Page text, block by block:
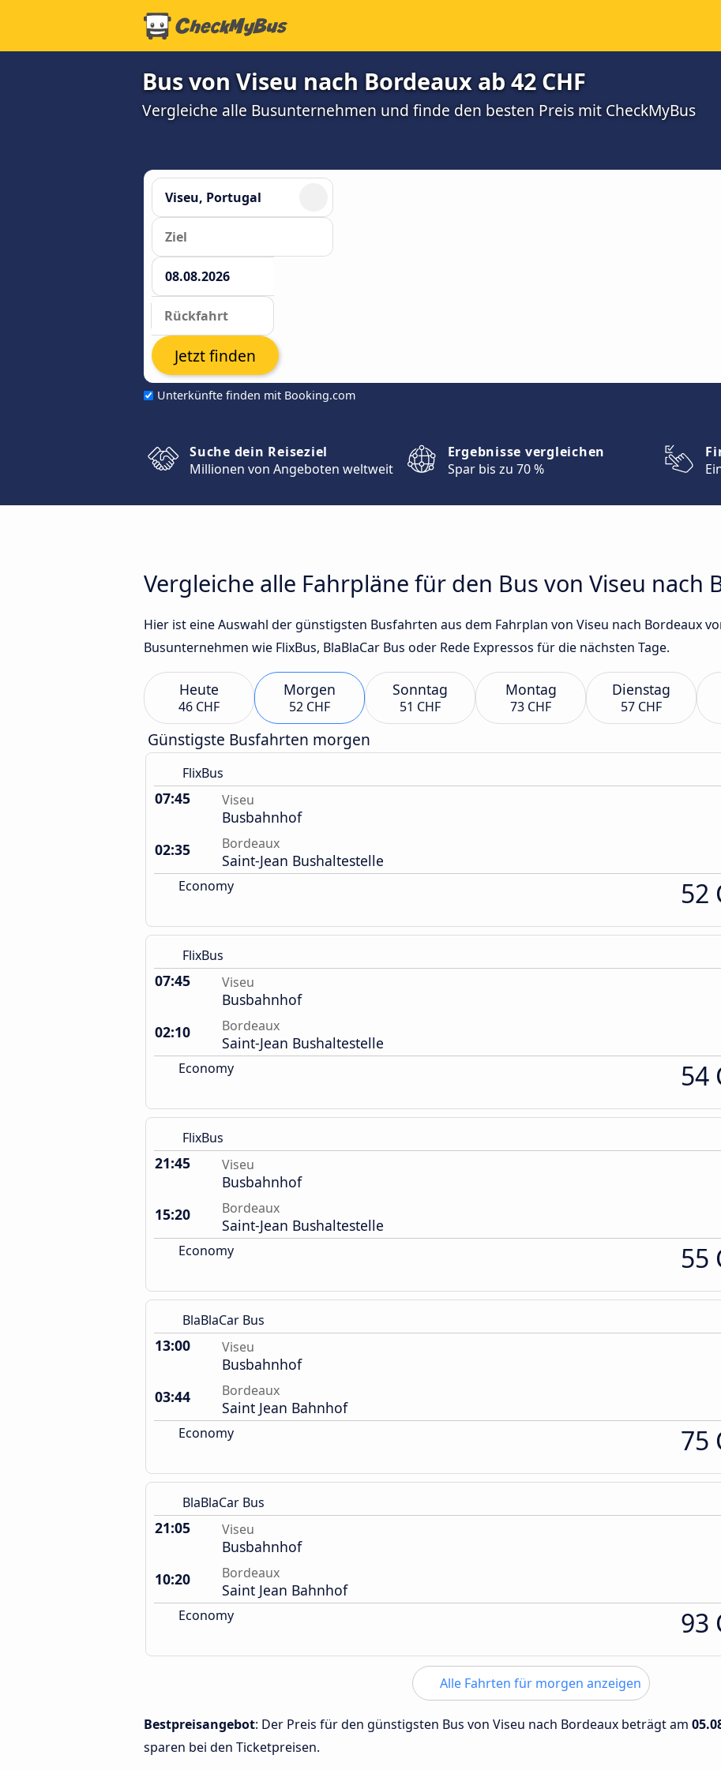
Bus von Viseu nach Bordeaux ab 42 CHF
Vergleiche alle Busunternehmen und finde den besten Preis mit CheckMyBus
Unterkünfte finden mit Booking.com
Jetzt finden
Suche dein Reiseziel
Millionen von Angeboten weltweit
Ergebnisse vergleichen
Spar bis zu 70 %
Vergleiche alle Fahrpläne für den Bus von Viseu nach
Hier ist eine Auswahl der günstigsten Busfahrten aus dem Fahrplan von Viseu nach Bordeaux
Busunternehmen wie FlixBus, BlaBlaCar Bus oder Rede Expressos für die nächsten Tage.
Heute
46 CHF
Morgen
52 CHF
Sonntag
51 CHF
Montag
73 CHF
Dienstag
57 CHF
Günstigste Busfahrten morgen
FlixBus
07:45 Viseu
Busbahnhof
02:35
Bordeaux
Saint-Jean Bushaltestelle
Economy 52
FlixBus
07:45 Viseu
Busbahnhof
02:10
Bordeaux
Saint-Jean Bushaltestelle
Economy 54
FlixBus
21:45 Viseu
Busbahnhof
15:20
Bordeaux
Saint-Jean Bushaltestelle
Economy 55
BlaBlaCar Bus
13:00 Viseu
Busbahnhof
03:44
Bordeaux
Saint Jean Bahnhof
Economy 75
BlaBlaCar Bus
21:05 Viseu
Busbahnhof
10:20
Bordeaux
Saint Jean Bahnhof
Economy 93
Alle Fahrten für morgen anzeigen
Bestpreisangebot: Der Preis für den günstigsten Bus von Viseu nach Bordeaux beträgt am
sparen bei den Ticketpreisen.